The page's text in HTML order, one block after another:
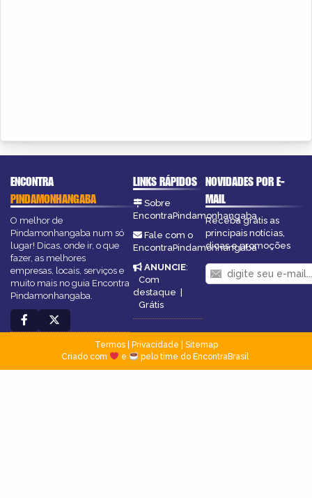
ENCONTRA
PINDAMONHANGABA
O melhor de
Pindamonhangaba num só
lugar! Dicas, onde ir, o que
fazer, as melhores
empresas, locais, serviços e
muito mais no guia Encontra
Pindamonhangaba.
LINKS RÁPIDOS
Sobre
EncontraPindamonhangaba
Fale com o
EncontraPindamonhangaba
ANUNCIE:
Com
destaque |
Grátis
NOVIDADES POR E-
MAIL
Receba grátis as
principais notícias,
dicas e promoções
Termos| Privacidade
Sitemap
Criado com
e pelo time do EncontraBrasil